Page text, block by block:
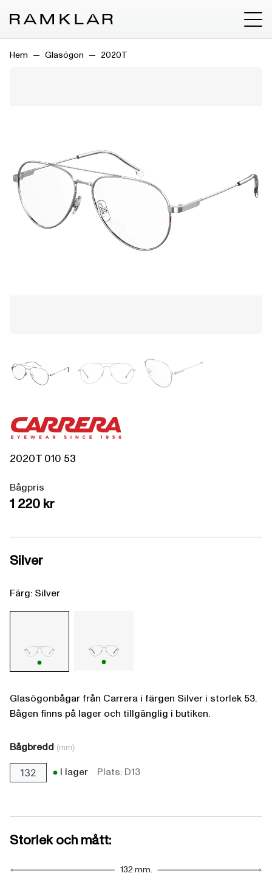
Hem Glasögon 2020T
2020T 010 53
Bågpris
1 220 kr
Silver
Färg: Silver
Glasögonbågar från Carrera i färgen Silver i storlek 53.
Bågen finns på lager och tillgänglig i butiken.
Bågbredd (mm)
132 I lager Plats: D13
Storlek och mått:
132 mm.